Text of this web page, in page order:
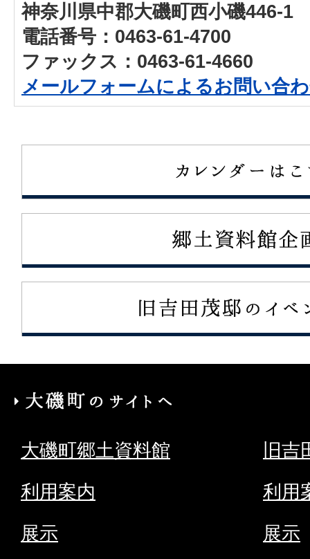
神奈川県中郡大磯町西小磯446-1
電話番号：0463-61-4700
ファックス：0463-61-4660
メールフォームによるお問い合
大
町
の
イ
大磯町郷土資料館
利用案内
展示
旧吉
利用
展示